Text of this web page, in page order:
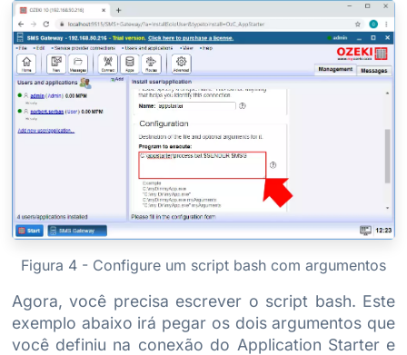
Figura 4 - Configure um script bash com argumentos
Agora, você precisa escrever o script bash. Este
exemplo abaixo irá pegar os dois argumentos que
você definiu na conexão do Application Starter e